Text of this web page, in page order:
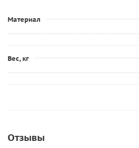
Материал
Вес, кг
Отзывы